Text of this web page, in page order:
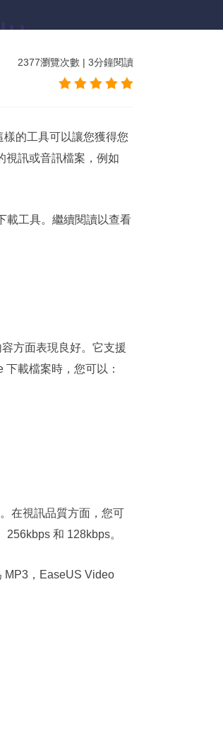
2377瀏覽次數 | 3分鐘閱讀
的工具可以讓您獲得您
視訊或音訊檔案，例如
載工具。繼續閱讀以查看
方面表現良好。它支援
載檔案時，您可以：
在視訊品質方面，您可
和 128kbps。
MP3，EaseUS Video